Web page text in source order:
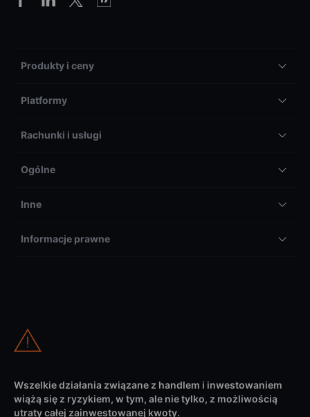
Produkty i ceny
Platformy
Rachunki i usługi
Ogólne
Inne
Informacje prawne
Wszelkie działania związane z handlem i inwestowaniem
wiążą się z ryzykiem, w tym, ale nie tylko, z możliwością
utraty całej zainwestowanej kwoty.